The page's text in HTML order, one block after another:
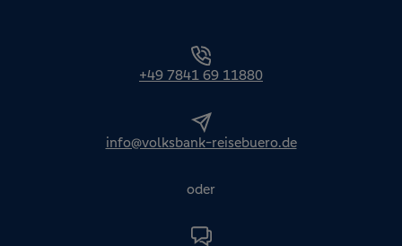
+49 7841 69 11880
info@volksbank-reisebuero.de
oder